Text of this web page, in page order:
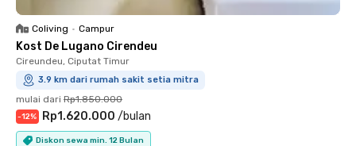
Coliving • Campur
Kost De Lugano Cirendeu
Cireundeu, Ciputat Timur
3.9 km dari rumah sakit setia mitra
mulai dari Rp1.850.000
-12% Rp1.620.000 /bulan
Diskon sewa min. 12 Bulan